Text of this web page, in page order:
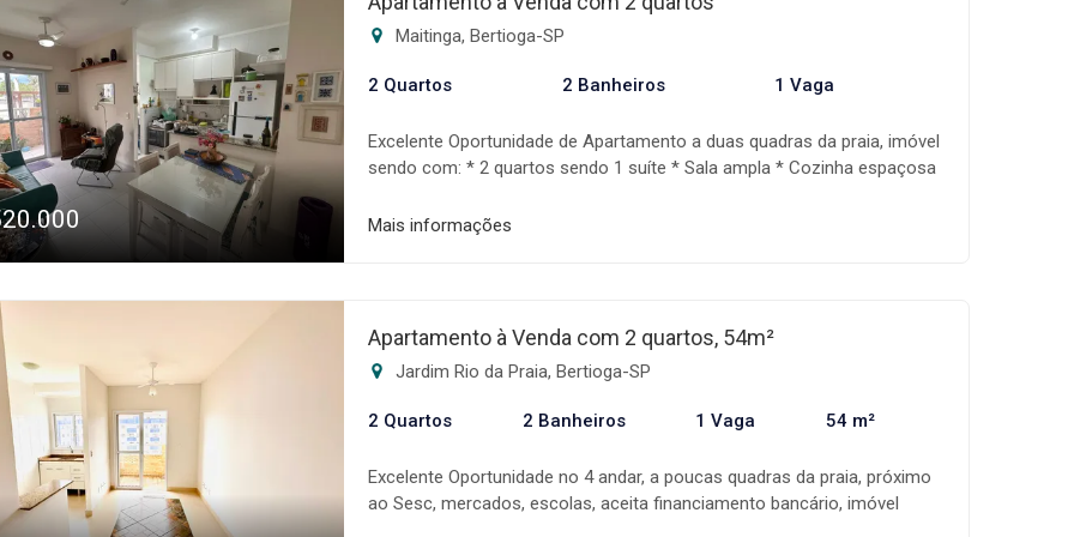
realização do seu sonho! Os valores, condições e disponibilidade dos
imóveis estão sujeitos a alteração sem aviso prévio.
Maitinga, Bertioga-SP
2 Quartos 2 Banheiros 1 Vaga
Excelente Oportunidade de Apartamento a duas quadras da praia, imóvel
sendo com: * 2 quartos sendo 1 suíte * Sala ampla * Cozinha espaçosa
Lazer completo * Portaria 24 horas * Aceita financiamento bancário A
realização do seu sonho! Os valores, condições e disponibilidade dos
imóveis estão sujeitos a alteração sem aviso prévio.
Mais informações
Apartamento à Venda com 2 quartos, 54m²
Jardim Rio da Praia, Bertioga-SP
2 Quartos 2 Banheiros 1 Vaga 54 m²
Excelente Oportunidade no 4 andar, a poucas quadras da praia, próximo
ao Sesc, mercados, escolas, aceita financiamento bancário, imóvel